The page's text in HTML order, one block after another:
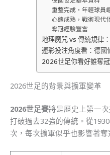
重整完成，年輕球員
心態成熟，戰術現代
奪冠經驗豐富
地理魔咒 vs 傳統規律
運彩投注角度看：德國
2026世足你看好誰奪
2026世足的背景與擴軍變革
2026世足賽將是歷史上第一
打破過去32強的傳統。從
次，每次擴軍似乎也影響著奪